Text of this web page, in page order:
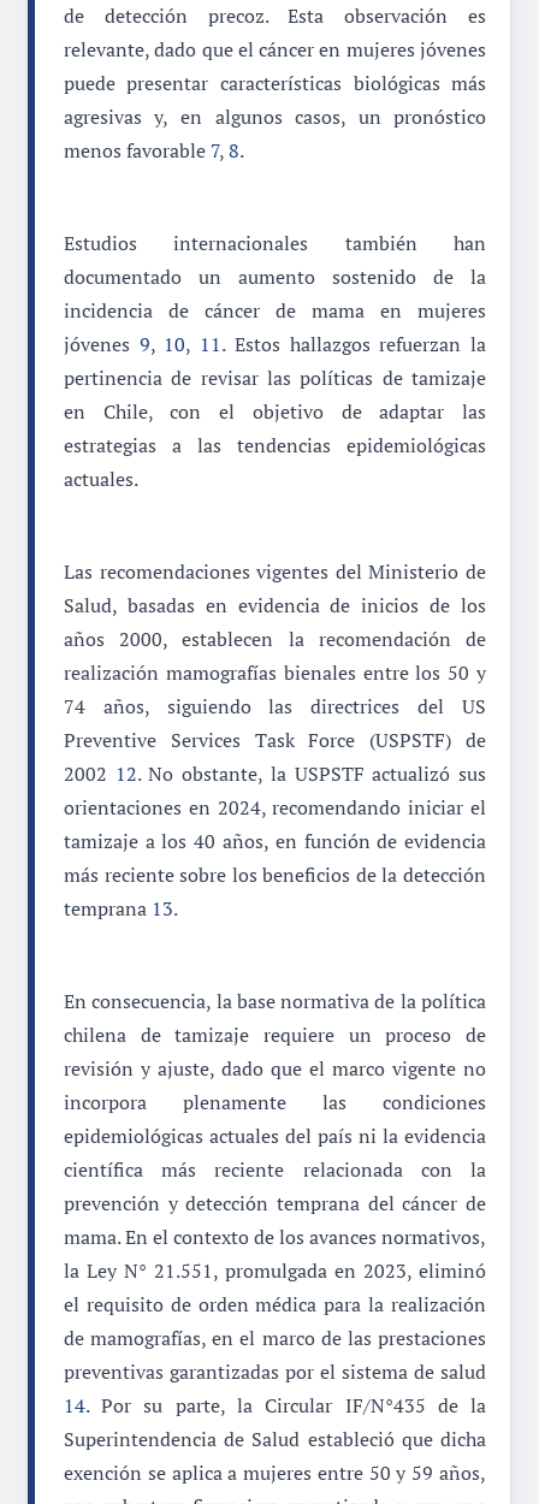
de detección precoz. Esta observación es
relevante, dado que el cáncer en mujeres jóvenes
puede presentar características biológicas más
agresivas y, en algunos casos, un pronóstico
menos favorable 7,8.
Estudios internacionales también han
documentado un aumento sostenido de la
incidencia de cáncer de mama en mujeres
jóvenes 9, 10, 11. Estos hallazgos refuerzan la
pertinencia de revisar las políticas de tamizaje
en Chile, con el objetivo de adaptar las
estrategias a las tendencias epidemiológicas
actuales.
Las recomendaciones vigentes del Ministerio de
Salud, basadas en evidencia de inicios de los
años 2000, establecen la recomendación de
realización mamografías bienales entre los 50 y
74 años, siguiendo las directrices del US
Preventive Services Task Force (USPSTF) de
2002 12. No obstante, la USPSTF actualizó sus
orientaciones en 2024, recomendando iniciar el
tamizaje a los 40 años, en función de evidencia
más reciente sobre los beneficios de la detección
temprana 13.
En consecuencia, la base normativa de la política
chilena de tamizaje requiere un proceso de
revisión y ajuste, dado que el marco vigente no
incorpora plenamente las condiciones
epidemiológicas actuales del país ni la evidencia
científica más reciente relacionada con la
prevención y detección temprana del cáncer de
mama. En el contexto de los avances normativos,
la Ley N° 21.551, promulgada en 2023, eliminó
el requisito de orden médica para la realización
de mamografías, en el marco de las prestaciones
preventivas garantizadas por el sistema de salud
14. Por su parte, la Circular IF/N°435 de la
Superintendencia de Salud estableció que dicha
exención se aplica a mujeres entre 50 y 59 años,